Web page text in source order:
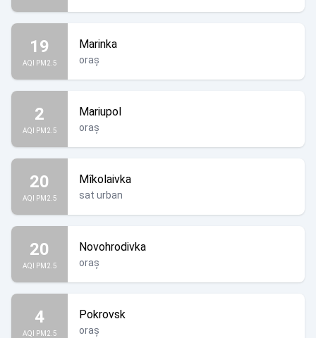
19
AQI PM2.5
Marinka
oraș
2
AQI PM2.5
Mariupol
oraș
20
AQI PM2.5
Mîkolaivka
sat urban
20
AQI PM2.5
Novohrodivka
oraș
4
AQI PM2.5
Pokrovsk
oraș